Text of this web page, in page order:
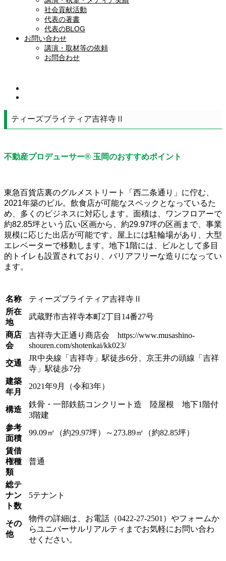
社会貢献活動
代表の著書
代表のBLOG
お問い合わせ
講演・取材等の依頼
お問合わせ
ティーズブライティア吉祥寺Ⅱ
不動産プロデューサー® 玉岡のおすすめポイント
東急百貨店裏のグルメストリート「西二条通り」に佇む、
2021年築のビル。飲食店が可能なスペックとなっているた
め、多くのビジネスに対応します。面積は、ワンフロアーで
約82.85坪という広い区画から、約29.97坪の区画まで、事業
規模に応じた出店が可能です。屋上には駐輪場があり、大型
エレベーターで移動します。地下1階には、ビルとして多目
的トイレも設置されており、バリアフリーな造りになってい
ます。
名称
ティーズブライティア吉祥寺Ⅱ
所在
地
武蔵野市吉祥寺本町2丁目14番27号
商店
会
吉祥寺大正通り商店会 https://www.musashino-
shouren.com/shotenkai/kk023/
交通
JR中央線「吉祥寺」駅徒歩6分、京王井の頭線「吉祥
寺」駅徒歩7分
建築
年月
2021年9月（令和3年）
構造
鉄骨・一部鉄筋コンクリート造 陸屋根 地下1階付
3階建
参考
面積
99.09㎡（約29.97坪）～273.89㎡（約82.85坪）
賃借
権種
類
普通
総テ
ナン
ト数
5テナント
その
他
物件の詳細は、お電話（0422-27-2501）やフォームか
らユニバーサルリアルティまでお気軽にお問い合わ
せください。